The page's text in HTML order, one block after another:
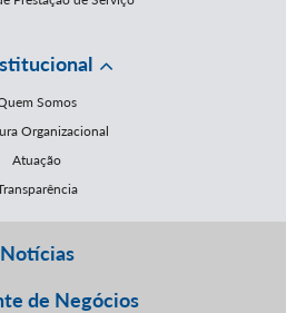
Somos
Organizacional
Atuação
Notícias
de Negócios